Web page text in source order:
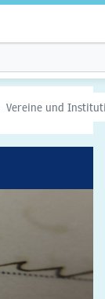
Vereine und